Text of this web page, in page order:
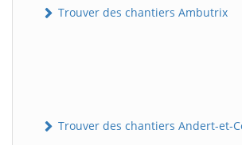
Trouver des chantiers Ambutrix
Trouver des chantiers Andert-et-